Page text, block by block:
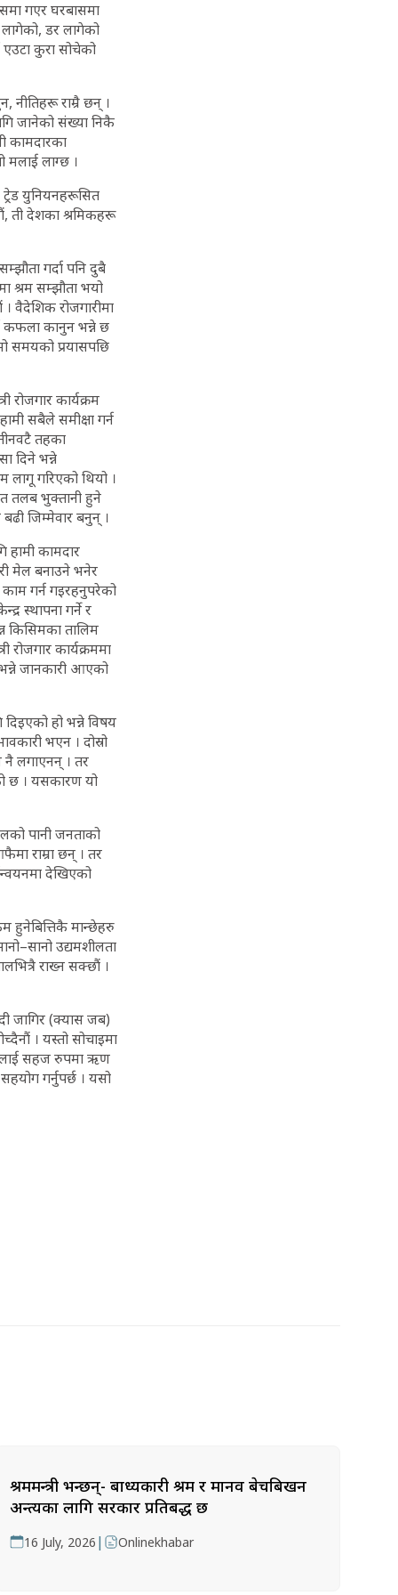
गएर घरबासमा
डर लागेको
एउटा कुरा सोचेको
नीतिहरू राम्रै छन् ।
जानेको संख्या निकै
कामदारका
लाग्छ ।
युनियनहरूसित
ती देशका श्रमिकहरू
गर्दा पनि दुबै
श्रम सम्झौता भयो
वैदेशिक रोजगारीमा
कफला कानुन भन्ने छ
समयको प्रयासपछि
रोजगार कार्यक्रम
सबैले समीक्षा गर्न
तहका
दिने भन्ने
लागू गरिएको थियो ।
तलब भुक्तानी हुने
बढी जिम्मेवार बनुन् ।
हामी कामदार
मेल बनाउने भनेर
काम गर्न गइरहनुपरेको
स्थापना गर्ने र
किसिमका तालिम
रोजगार कार्यक्रममा
जानकारी आएको
हो भन्ने विषय
भएन । दोस्रो
नै लगाएनन् । तर
छ । यसकारण यो
पानी जनताको
राम्रा छन् । तर
देखिएको
हुनेबित्तिकै मान्छेहरु
उद्यमशीलता
राख्न सक्छौं ।
जागिर (क्यास जब)
। यस्तो सोचाइमा
सहज रुपमा ऋण
गर्नुपर्छ । यसो
श्रममन्त्री भन्छन्- बाध्यकारी श्रम र मानव बेचबिखन
अन्त्यका लागि सरकार प्रतिबद्ध छ
16 July, 2026 | Onlinekhabar